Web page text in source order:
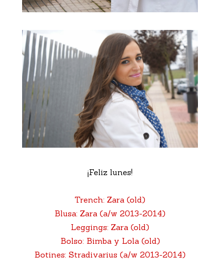
¡Feliz lunes!
Trench: Zara (old)
Blusa: Zara (a/w 2013-2014)
Leggings: Zara (old)
Bolso: Bimba y Lola (old)
Botines: Stradivarius (a/w 2013-2014)